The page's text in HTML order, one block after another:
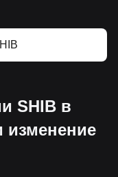
SHIB в
изменение